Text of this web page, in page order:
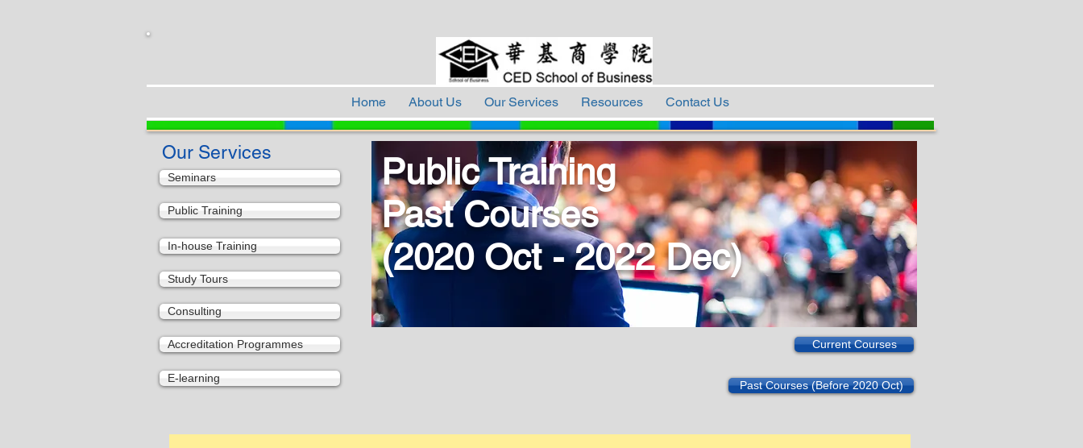
Home About Us Our Services Resources Contact Us
Our Services
Seminars
Public Training
In-house Training
Study Tours
Consulting
Accreditation Programmes
E-learning
Public Training
Past Courses
(2020 Oct - 2022 Dec)
Current Courses
Past Courses (Before 2020 Oct)